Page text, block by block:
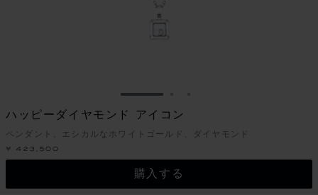
スライドに移動 1
ハッピーダイヤモンド アイコン
ペンダント、エシカルなホワイトゴールド、ダイヤモンド
¥ 423,500
購入する